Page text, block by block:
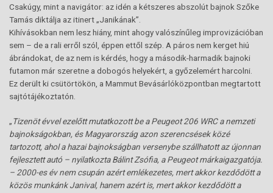
Csakúgy, mint a navigátor: az idén a kétszeres abszolút bajnok Szőke
Tamás diktálja az itinert „Janikának”.
Kihívásokban nem lesz hiány, mint ahogy valószínűleg improvizációban
sem – de a rali erről szól, éppen ettől szép. A páros nem kerget hiú
ábrándokat, de az nem is kérdés, hogy a második-harmadik bajnoki
futamon már szeretne a dobogós helyekért, a győzelemért harcolni.
Ez derült ki csütörtökön, a Mammut Bevásárlóközpontban megtartott
sajtótájékoztatón.
„Tizenöt évvel ezelőtt mutatkozott be a Peugeot 206 WRC a nemzeti
bajnokságokban, és Magyarország azon szerencsések közé
tartozott, ahol a hazai bajnokságban versenybe szállhatott az újonnan
fejlesztett autó – nyilatkozta Bálint Zsófia, a Peugeot márkaigazgatója.
– 2000-es év nem csupán azért emlékezetes, mert akkor kezdődött a
közös munkánk Janival, hanem azért is, mert akkor kezdődött a